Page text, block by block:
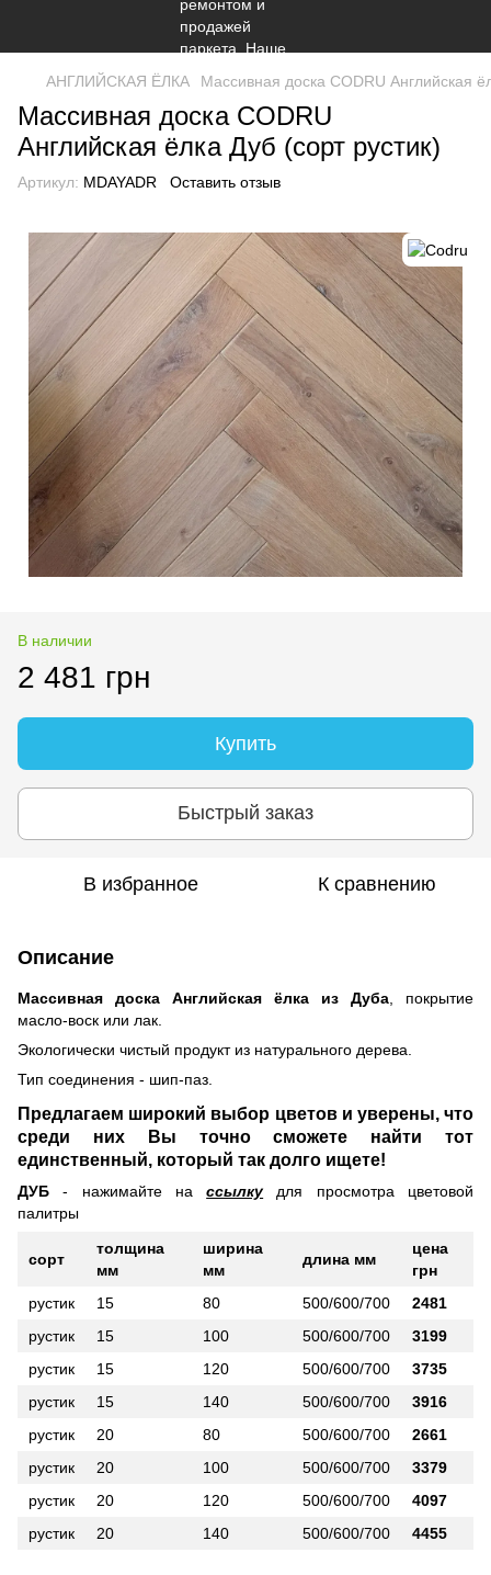
АНГЛИЙСКАЯ ЁЛКА Массивная доска CODRU Английская
Массивная доска CODRU
Английская ёлка Дуб (сорт рустик)
Артикул: MDAYADR Оставить отзыв
В наличии
2 481 грн
Купить
Быстрый заказ
В избранное К сравнению
Описание
Массивная доска Английская ёлка из Дуба , покрытие
масло-воск или лак.
Экологически чистый продукт из натурального дерева.
Тип соединения - шип-паз.
Предлагаем широкий выбор цветов и уверены, что
среди них Вы точно сможете найти тот
единственный, который так долго ищете!
ДУБ- нажимайте нассылкудля просмотра цветовой
палитры
сорт
толщина
мм
ширина
мм
длина мм
цена
грн
рустик
15 80 500/600/700
2481
рустик
15 100 500/600/700
3199
рустик
15 120 500/600/700
3735
рустик
15 140 500/600/700
3916
рустик
20 80 500/600/700
2661
рустик
20 100 500/600/700
3379
рустик
20 120 500/600/700
4097
рустик
20 140 500/600/700 4455